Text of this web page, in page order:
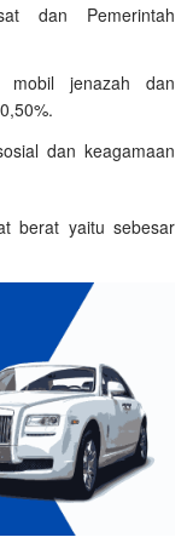
dan Pemerintah
mobil jenazah dan
dan keagamaan
berat yaitu sebesar